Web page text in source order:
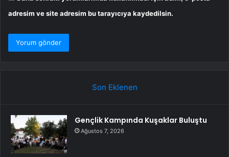
adresim ve site adresim bu tarayıcıya kaydedilsin.
Son Eklenen
Gençlik Kampında Kuşaklar Buluştu
Ağustos 7, 2026